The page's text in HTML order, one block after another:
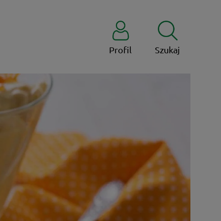
Profil Szukaj